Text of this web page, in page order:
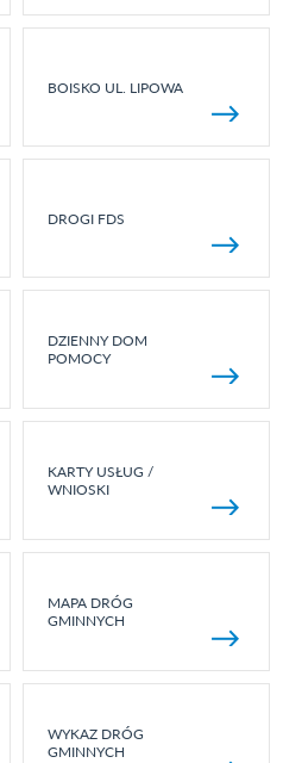
BOISKO UL. LIPOWA
DROGI FDS
DZIENNY DOM
POMOCY
KARTY USŁUG /
WNIOSKI
MAPA DRÓG
GMINNYCH
WYKAZ DRÓG
GMINNYCH